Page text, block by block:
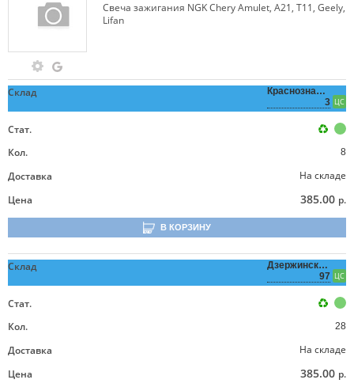
Свеча зажигания NGK Chery Amulet, A21, T11, Geely,
Lifan
Склад
Краснознаменная,
3 ЦС
Стат.
Кол.
8
Доставка
На складе
Цена
385.00 р.
В КОРЗИНУ
Склад
Дзержинского,
97 ЦС
Стат.
Кол.
28
Доставка
На складе
Цена
385.00 р.